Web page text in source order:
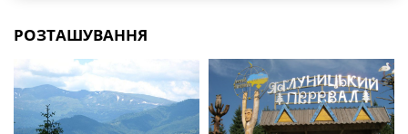
РОЗТАШУВАННЯ